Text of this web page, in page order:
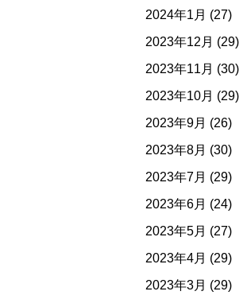
2024年1月 (27)
2023年12月 (29)
2023年11月 (30)
2023年10月 (29)
2023年9月 (26)
2023年8月 (30)
2023年7月 (29)
2023年6月 (24)
2023年5月 (27)
2023年4月 (29)
2023年3月 (29)